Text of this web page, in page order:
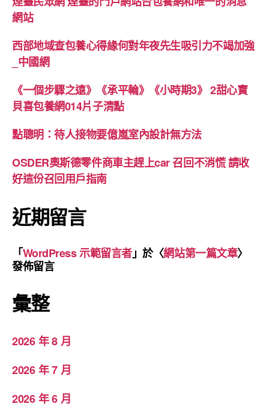
網站
西部地域查包養心得緣何對年夜先生吸引力不竭加強
_中國網
《一個步驟之遠》《承平輪》《小時期3》 2甜心寶
貝喜包養網014片子清點
點聰明：待人接物要億嵐室內設計無方法
OSDER奧斯德零件商車主趕上car 召回不消慌 請收
好這份召回用戶指南
近期留言
「WordPress 示範留言者」於〈網站第一篇文章〉
發佈留言
彙整
2026 年 8 月
2026 年 7 月
2026 年 6 月